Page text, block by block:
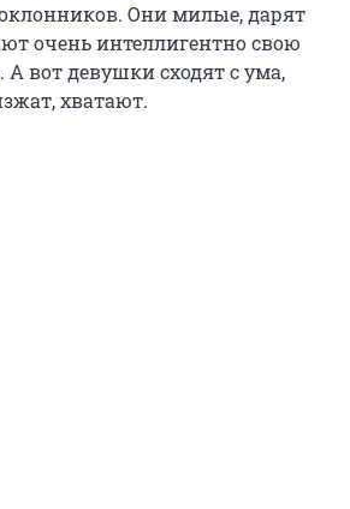
Они милые, дарят
очень интеллигентно свою
А вот девушки сходят с ума,
хватают.